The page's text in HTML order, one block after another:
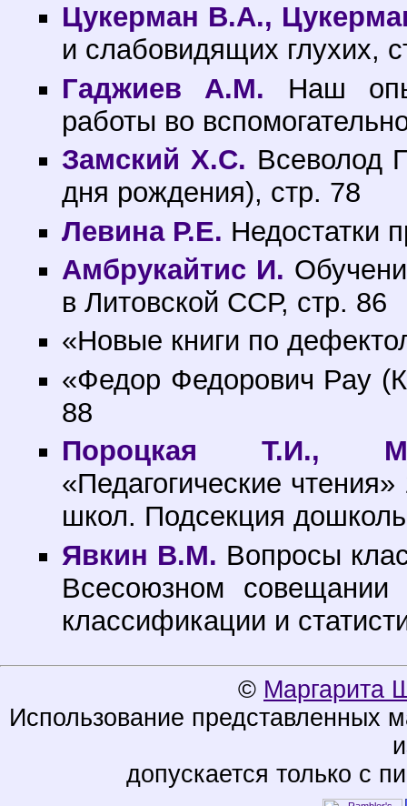
Цукерман В.А.,
и слабовидящих глухих,
Гаджиев А.М. Наш
работы во
Замский X.С. Всеволод
дня рождения), стр. 78
Левина Р.Е. Недостатки
Амбрукайтис И.
в Литовской ССР, стр. 86
«Новые книги по
«Федор Федорович Рау
88
Пороцкая Т.И.,
«Педагогические
школ. Подсекция
Явкин В.М. Вопросы
Всесоюзном совещании
классификации и
© Маргарита
Использование представленных
допускается только с